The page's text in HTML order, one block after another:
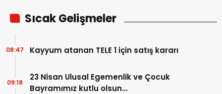
Sıcak Gelişmeler
Kayyum atanan TELE 1 için satış kararı
08:47
23 Nisan Ulusal Egemenlik ve Çocuk
Bayramımız kutlu olsun…
09:18